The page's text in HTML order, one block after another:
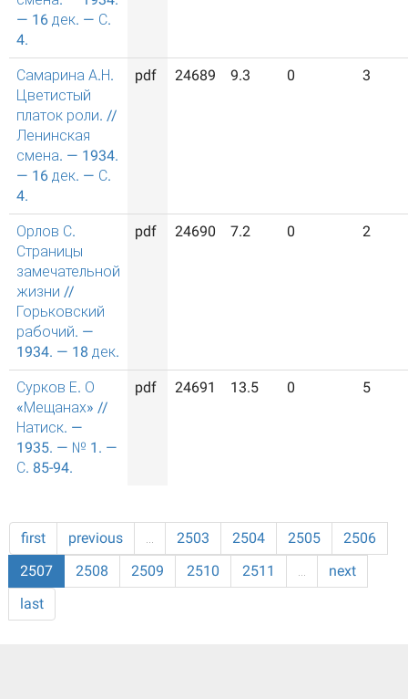
— 16 дек. — С.
4.
Самарина А.Н.
Цветистый
платок роли. //
Ленинская
смена. — 1934.
— 16 дек. — С.
4.
pdf 24689 9.3 0 3
Орлов С.
Страницы
замечательной
жизни //
Горьковский
рабочий. —
1934. — 18 дек.
pdf 24690 7.2 0 2
Сурков Е. О
«Мещанах» //
Натиск. —
1935. — № 1. —
С. 85-94.
pdf 24691 13.5 0 5
first previous … 2503 2504 2505
2506
2507
2508 2509 2510 2511 …
next
last